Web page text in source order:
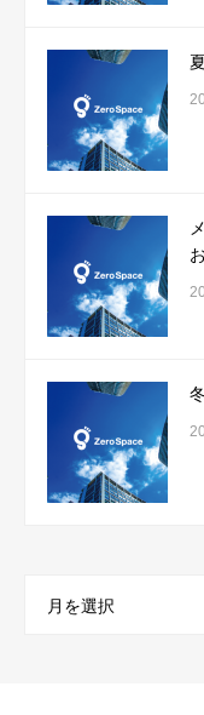
月を選択